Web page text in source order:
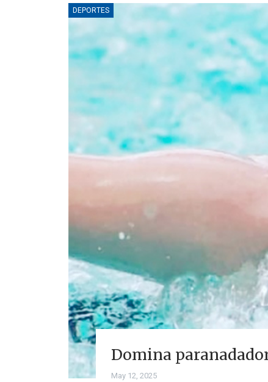
DEPORTES
Domina
May 12, 2025